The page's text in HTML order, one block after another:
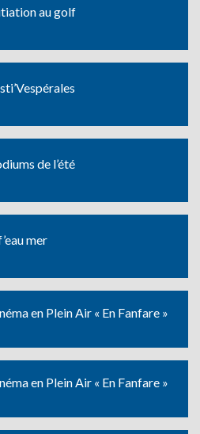
au golf
de l’été
mer
en Plein Air « En Fanfare »
en Plein Air « En Fanfare »